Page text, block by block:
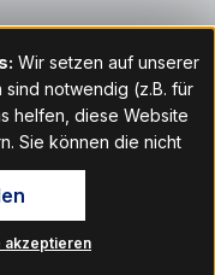
Wir setzen auf unserer
notwendig (z.B. für
helfen, diese Website
Sie können die nicht
akzeptieren oder per
ablehnen. Den
Sie im Fußbereich
Dort können Sie
akzeptieren